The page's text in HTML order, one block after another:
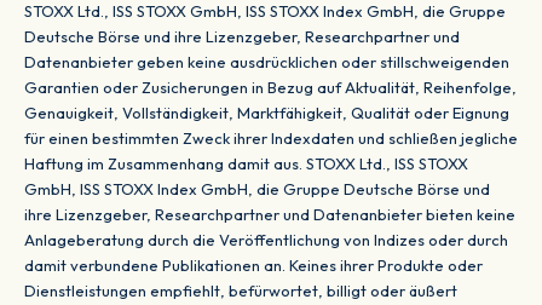
STOXX Ltd., ISS STOXX GmbH, ISS STOXX Index GmbH, die Gruppe
Deutsche Börse und ihre Lizenzgeber, Researchpartner und
Datenanbieter geben keine ausdrücklichen oder stillschweigenden
Garantien oder Zusicherungen in Bezug auf Aktualität, Reihenfolge,
Genauigkeit, Vollständigkeit, Marktfähigkeit, Qualität oder Eignung
für einen bestimmten Zweck ihrer Indexdaten und schließen jegliche
Haftung im Zusammenhang damit aus. STOXX Ltd., ISS STOXX
GmbH, ISS STOXX Index GmbH, die Gruppe Deutsche Börse und
ihre Lizenzgeber, Researchpartner und Datenanbieter bieten keine
Anlageberatung durch die Veröffentlichung von Indizes oder durch
damit verbundene Publikationen an. Keines ihrer Produkte oder
Dienstleistungen empfiehlt, befürwortet, billigt oder äußert